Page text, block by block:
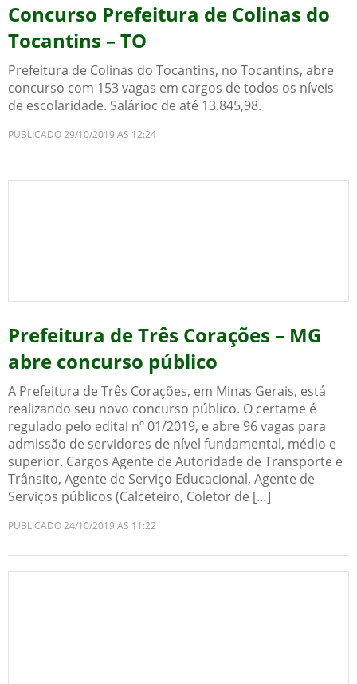
Concurso Prefeitura de Colinas do
Tocantins – TO
Prefeitura de Colinas do Tocantins, no Tocantins, abre
concurso com 153 vagas em cargos de todos os níveis
de escolaridade. Salárioc de até 13.845,98.
PUBLICADO 29/10/2019 AS 12:24
Prefeitura de Três Corações – MG
abre concurso público
A Prefeitura de Três Corações, em Minas Gerais, está
realizando seu novo concurso público. O certame é
regulado pelo edital nº 01/2019, e abre 96 vagas para
admissão de servidores de nível fundamental, médio e
superior. Cargos Agente de Autoridade de Transporte e
Trânsito, Agente de Serviço Educacional, Agente de
Serviços públicos (Calceteiro, Coletor de […]
PUBLICADO 24/10/2019 AS 11:22